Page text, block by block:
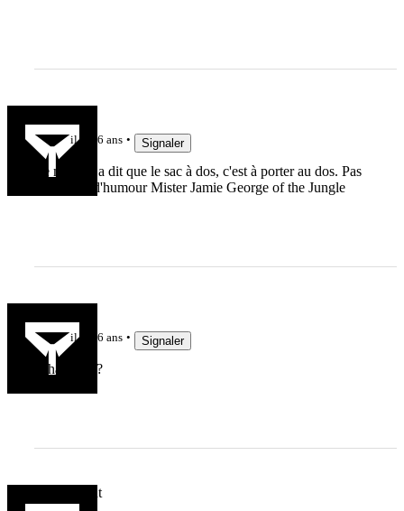
il y a 6 ans Signaler
Le mec lui a dit que le sac à dos, c'est à porter au dos. Pas
beaucoup d'humour Mister Jamie George of the Jungle
il y a 6 ans Signaler
What Else ?
Droitdevant